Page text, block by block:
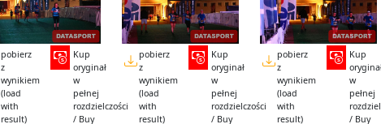
pobierz
z
wynikiem
(load
with
result)
Kup
oryginał
w
pełnej
rozdzielczości
/ Buy
pobierz
z
wynikiem
(load
with
result)
Kup
oryginał
w
pełnej
rozdzielczości
/ Buy
pobierz
z
wynikiem
(load
with
result)
Kup
w
pełnej
/ Buy